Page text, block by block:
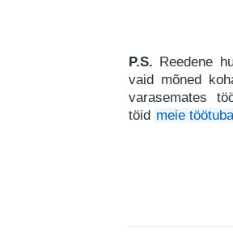
P.S. Reedene
vaid mõned
varasemates
töid meie